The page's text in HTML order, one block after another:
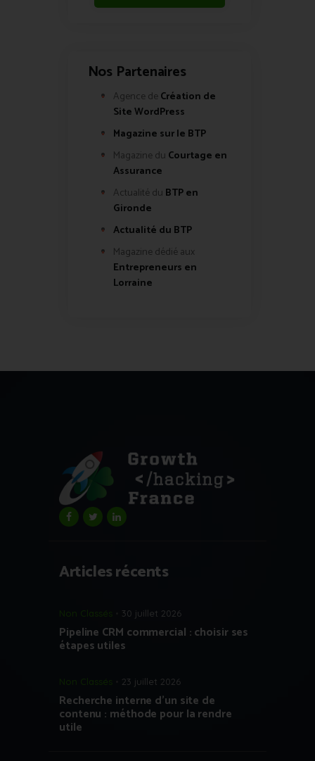
Nos Partenaires
Agence de Création de
Site WordPress
Magazine sur le BTP
Magazine du Courtage en
Assurance
Actualité du BTP en
Gironde
Actualité du BTP
Magazine dédié aux
Entrepreneurs en
Lorraine
Articles récents
Non Classés 30 juillet 2026
Pipeline CRM commercial : choisir ses
étapes utiles
Non Classés 23 juillet 2026
Recherche interne d’un site de
contenu : méthode pour la rendre
utile